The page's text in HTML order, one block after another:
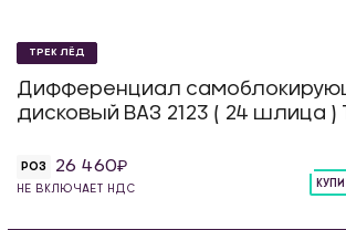
ТРЕК ЛЁД
Дифференциал
дисковый ВАЗ 2123 ( 24 шлица )
РОЗ 26 460
НЕ ВКЛЮЧАЕТ НДС